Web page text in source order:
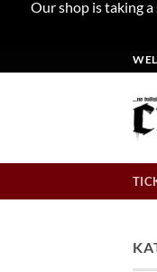
Our shop is taking
Inhalt